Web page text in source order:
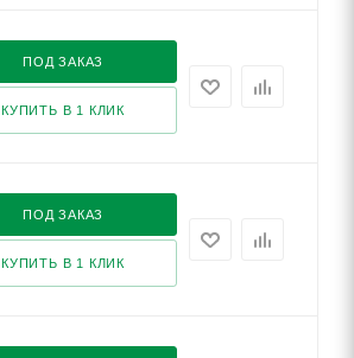
ПОД ЗАКАЗ
КУПИТЬ В 1 КЛИК
ПОД ЗАКАЗ
КУПИТЬ В 1 КЛИК